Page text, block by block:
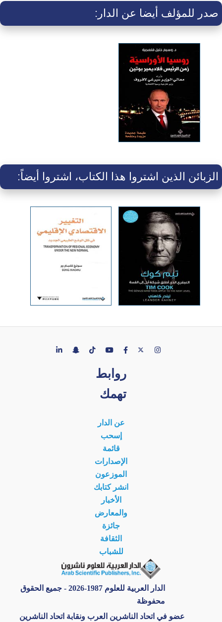
صدر للمؤلف أيضا عن الدار:
الزبائن الذين اشتروا هذا الكتاب، اشتروا أيضاً:
روابط
تهمك
عن الدار
إسحب
قائمة
الإصدارات
الموزعون
انشر كتابك
الأخبار
والمعارض
جائزة
الثقافة
للشباب
الدار العربية للعلوم 1987-2026 - جميع الحقوق
محفوظة
عضو في اتحاد الناشرين العرب ونقابة اتحاد الناشرين